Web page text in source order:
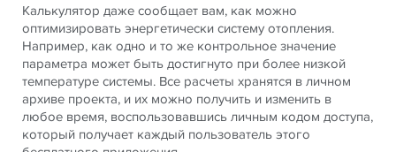
Калькулятор даже сообщает вам, как можно
оптимизировать энергетически систему отопления.
Например, как одно и то же контрольное значение
параметра может быть достигнуто при более низкой
температуре системы. Все расчеты хранятся в личном
архиве проекта, и их можно получить и изменить в
любое время, воспользовавшись личным кодом доступа,
который получает каждый пользователь этого